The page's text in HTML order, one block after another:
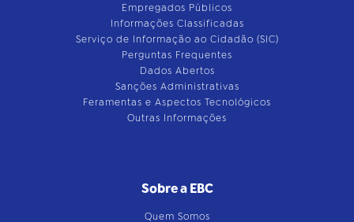
Empregados Públicos
Informações Classificadas
Serviço de Informação ao Cidadão (SIC)
Perguntas Frequentes
Dados Abertos
Sanções Administrativas
Feramentas e Aspectos Tecnológicos
Outras Informações
Sobre a EBC
Quem Somos